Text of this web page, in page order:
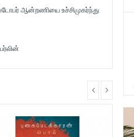
ஆன்றணியை உச்சிமுகர்ந்து